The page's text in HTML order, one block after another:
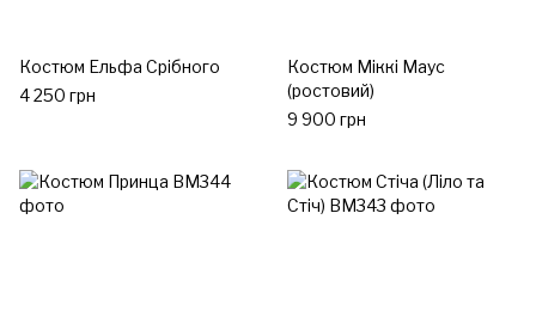
Костюм Ельфа Срібного
4 250 грн
Костюм Міккі Маус
(ростовий)
9 900 грн